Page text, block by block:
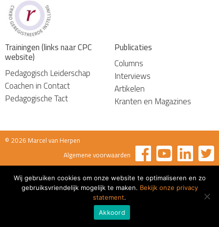
Trainingen (links naar CPC
website)
Pedagogisch Leiderschap
Coachen in Contact
Pedagogische Tact
Publicaties
Columns
Interviews
Artikelen
Kranten en Magazines
© 2026 Marcel van Herpen
Algemene voorwaarden
Wij gebruiken cookies om onze website te optimaliseren en zo
gebruiksvriendelijk mogelijk te maken. Bekijk onze privacy
statement.
Akkoord